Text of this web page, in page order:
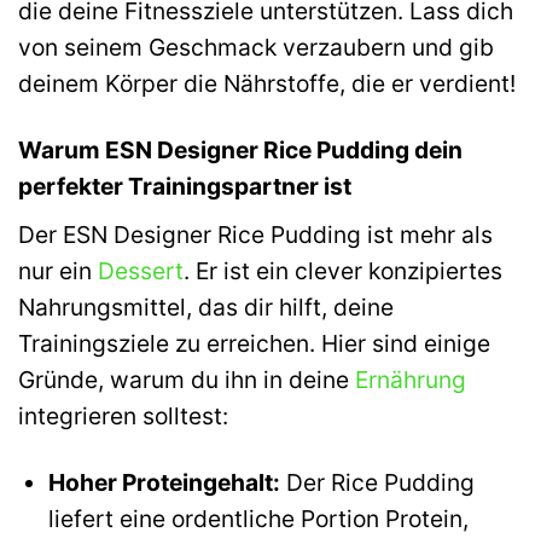
die deine Fitnessziele unterstützen. Lass dich
von seinem Geschmack verzaubern und gib
deinem Körper die Nährstoffe, die er verdient!
Warum ESN Designer Rice Pudding dein
perfekter Trainingspartner ist
Der ESN Designer Rice Pudding ist mehr als
nur ein Dessert. Er ist ein clever konzipiertes
Nahrungsmittel, das dir hilft, deine
Trainingsziele zu erreichen. Hier sind einige
Gründe, warum du ihn in deine Ernährung
integrieren solltest:
Hoher Proteingehalt: Der Rice Pudding
liefert eine ordentliche Portion Protein,